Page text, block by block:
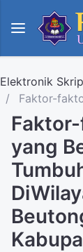
Elektronik
Faktor-
yang